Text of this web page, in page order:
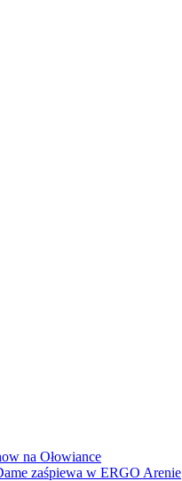
na Ołowiance
zaśpiewa w ERGO Arenie